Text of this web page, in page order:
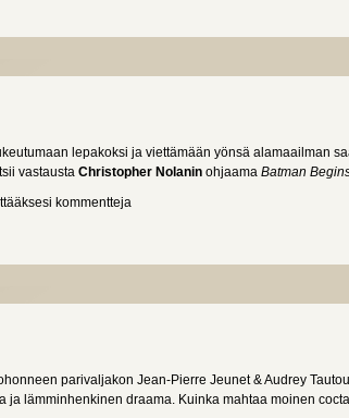
lepakoksi ja viettämään yönsä alamaailman
vastausta Christopher Nolanin ohjaama Batman
kommentteja
parivaljakon Jean-Pierre Jeunet & Audrey
ja lämminhenkinen draama. Kuinka mahtaa moinen